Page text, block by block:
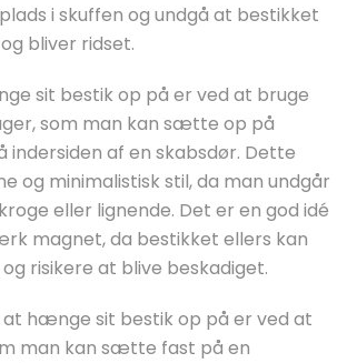
i skuffen og undgå at bestikket
bliver ridset.
sit bestik op på er ved at bruge
som man kan sætte op på
af en skabsdør. Dette
og minimalistisk stil, da man undgår
eller lignende. Det er en god idé
magnet, da bestikket ellers kan
risikere at blive beskadiget.
at hænge sit bestik op på er ved at
man kan sætte fast på en